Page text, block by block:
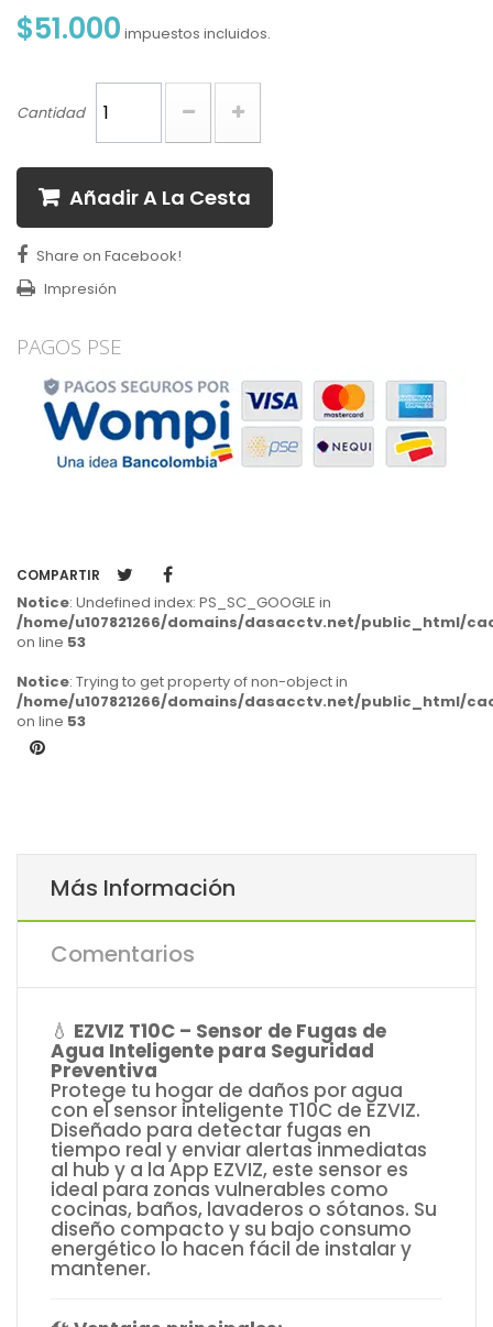
$51.000 impuestos incluidos.
Cantidad
Añadir A La Cesta
Share on Facebook!
Impresión
PAGOS PSE
COMPARTIR
Notice: Undefined index: PS_SC_GOOGLE in
/home/u107821266/domains/dasacctv.net/public_html/
on line 53
Notice: Trying to get property of non-object in
/home/u107821266/domains/dasacctv.net/public_html/
on line 53
Más Información
Comentarios
💧 EZVIZ T10C – Sensor de Fugas de
Agua Inteligente para Seguridad
Preventiva
Protege tu hogar de daños por agua
con el sensor inteligente T10C de EZVIZ.
Diseñado para detectar fugas en
tiempo real y enviar alertas inmediatas
al hub y a la App EZVIZ, este sensor es
ideal para zonas vulnerables como
cocinas, baños, lavaderos o sótanos. Su
diseño compacto y su bajo consumo
energético lo hacen fácil de instalar y
mantener.